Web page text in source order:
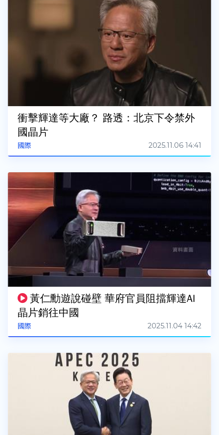
國際
衝擊輝達等大廠？ 路透：北京下令禁外
國晶片
2025.11.06 14:41
國際
黃仁勳遊說碰壁 華府官員阻擋輝達AI
晶片銷往中國
2025.11.04 14:42